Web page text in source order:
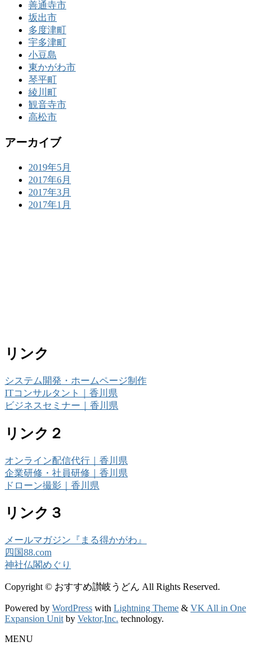
善通寺市
坂出市
多度津町
宇多津町
小豆島
東かがわ市
琴平町
綾川町
観音寺市
高松市
アーカイブ
2019年5月
2017年6月
2017年3月
2017年1月
リンク
システム開発・ホームページ制作
ITコンサルタント｜香川県
ビジネスセミナー｜香川県
リンク２
オンライン配信代行｜香川県
企業研修・社員研修｜香川県
ドローン撮影｜香川県
リンク３
メールマガジン『まる得かがわ』
四国88.com
神社仏閣めぐり
Copyright © おすすめ讃岐うどん All Rights Reserved.
Powered by WordPress with Lightning Theme & VK All in One
Expansion Unit by Vektor,Inc. technology.
MENU